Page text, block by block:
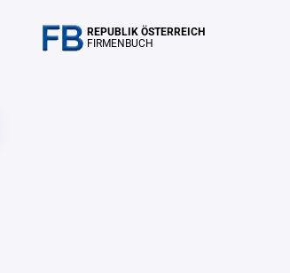
REPUBLIK ÖSTERREICH
FIRMENBUCH